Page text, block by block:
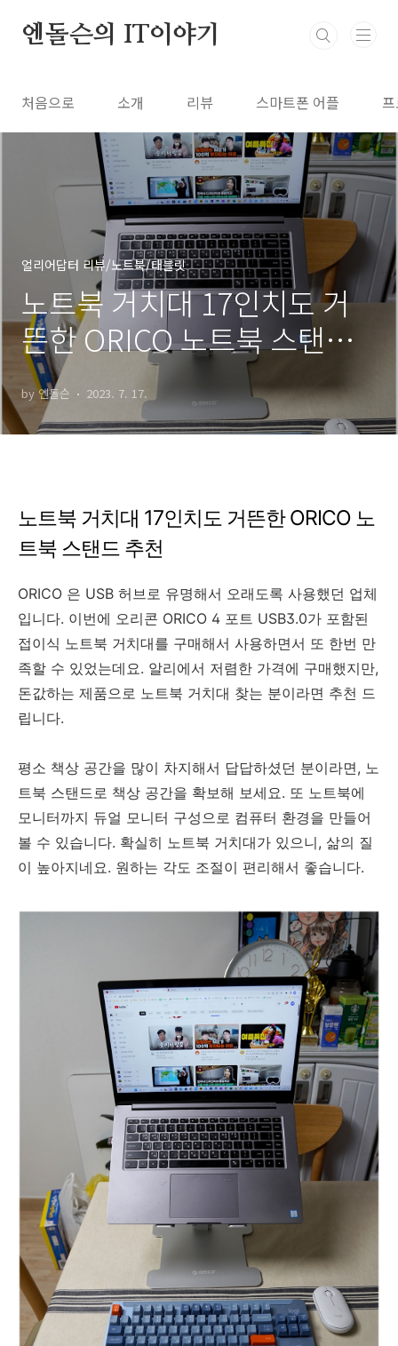
엔돌슨의 IT이야기
처음으로 소개 리뷰 스마트폰 어플
얼리어답터 리뷰/노트북/태블릿
노트북 거치대 17인치도 거
뜬한 ORICO 노트북 스탠드
추천
by 엔돌슨 2023. 7. 17.
노트북 거치대 17인치도 거뜬한 ORICO 노
트북 스탠드 추천
ORICO 은 USB 허브로 유명해서 오래도록 사용했던 업체
입니다. 이번에 오리콘 ORICO 4 포트 USB3.0가 포함된
접이식 노트북 거치대를 구매해서 사용하면서 또 한번 만
족할 수 있었는데요. 알리에서 저렴한 가격에 구매했지만,
돈값하는 제품으로 노트북 거치대 찾는 분이라면 추천 드
립니다.
평소 책상 공간을 많이 차지해서 답답하셨던 분이라면, 노
트북 스탠드로 책상 공간을 확보해 보세요. 또 노트북에
모니터까지 듀얼 모니터 구성으로 컴퓨터 환경을 만들어
볼 수 있습니다. 확실히 노트북 거치대가 있으니, 삶의 질
이 높아지네요. 원하는 각도 조절이 편리해서 좋습니다.